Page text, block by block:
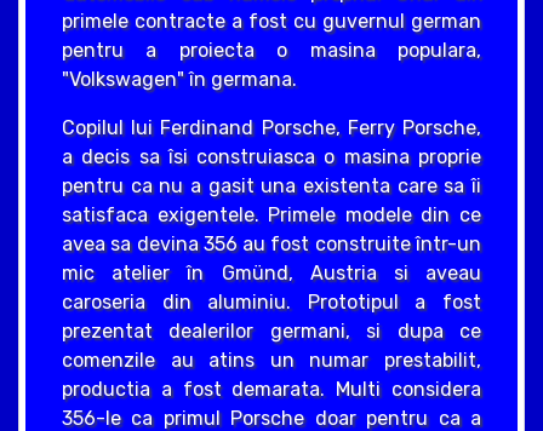
primele contracte a fost cu guvernul german
pentru a proiecta o masina populara,
"Volkswagen" în germana.
Copilul lui Ferdinand Porsche, Ferry Porsche,
a decis sa îsi construiasca o masina proprie
pentru ca nu a gasit una existenta care sa îi
satisfaca exigentele. Primele modele din ce
avea sa devina 356 au fost construite într-un
mic atelier în Gmünd, Austria si aveau
caroseria din aluminiu. Prototipul a fost
prezentat dealerilor germani, si dupa ce
comenzile au atins un numar prestabilit,
productia a fost demarata. Multi considera
356-le ca primul Porsche doar pentru ca a